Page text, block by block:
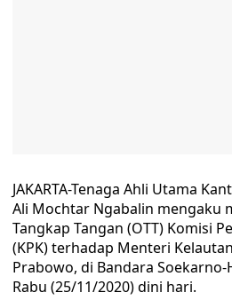
JAKARTA-Tenaga Ahli Utama
Ali Mochtar Ngabalin mengaku
Tangkap Tangan (OTT) Komisi
(KPK) terhadap Menteri
Prabowo, di Bandara
Rabu (25/11/2020) dini hari.